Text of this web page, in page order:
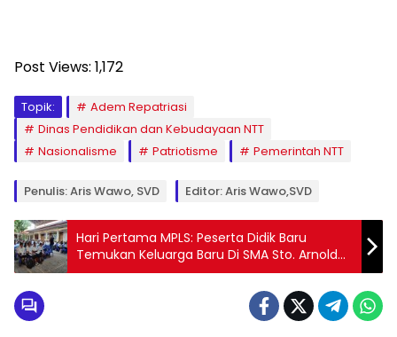
Post Views: 1,172
Topik:
Adem Repatriasi
Dinas Pendidikan dan Kebudayaan NTT
Nasionalisme
Patriotisme Pemerintah NTT
Penulis: Aris Wawo, SVD Editor: Aris Wawo,SVD
Hari Pertama MPLS: Peserta Didik Baru
Temukan Keluarga Baru Di SMA Sto. Arnoldus
Janssen Kupang